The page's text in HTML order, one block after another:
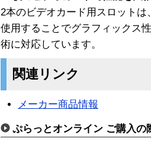
2本のビデオカード用スロット
使用することでグラフィックス
術に対応しています。
関連リンク
メーカー商品情報
ぷらっとオンライン ご購入の